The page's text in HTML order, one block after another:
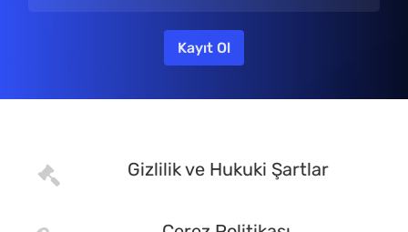
Tescil Dokümanları İçin Tıklayınız
Gizlilik ve Hukuki Şartlar